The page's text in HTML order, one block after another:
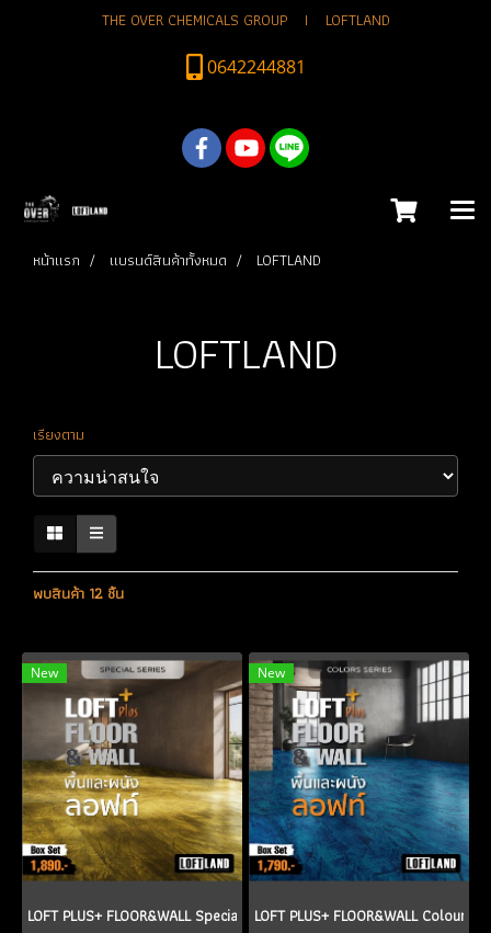
THE OVER CHEMICALS GROUP I LOFTLAND
0642244881
หน้าแรก แบรนด์สินค้าทั้งหมด LOFTLAND
LOFTLAND
เรียงตาม
พบสินค้า 12 ชิ้น
New
LOFT PLUS+ FLOOR&WALL Special Series สีประกายมุก สีขาว
New
LOFT PLUS+ FLOOR&WALL Colours